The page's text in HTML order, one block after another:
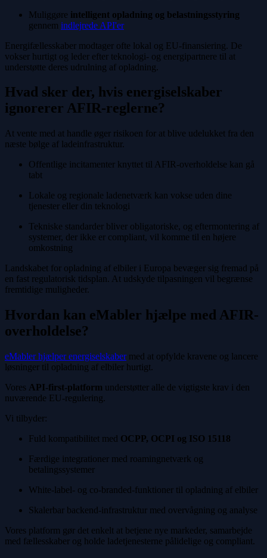
Muliggøre intelligent opladning og belastningsstyring
gennem indlejrede API'er
Energifællesskaber modtager ofte lokal og EU-finansiering. De
vokser hurtigt og leder efter teknologi- og energipartnere til at
understøtte deres udrulning af opladning.
Hvad sker der, hvis energiselskaber
ignorerer AFIR-reglerne?
At vente med at handle øger risikoen for at blive udelukket fra den
næste bølge af ladeinfrastruktur.
Offentlige incitamenter knyttet til AFIR-overholdelse kan gå
tabt
Lokale og regionale ladenetværk kan vokse uden dine
tjenester eller din teknologi
Tekniske standarder bliver obligatoriske, og eftermontering af
systemer, der ikke er compliant, vil komme til en højere
omkostning
Landskabet for opladning af elbiler i Europa bevæger sig fremad på
en fast regulatorisk tidsplan. At udskyde tilpasningen vil begrænse
fremtidige muligheder.
Hvordan kan eMabler hjælpe med AFIR-
overholdelse?
eMabler hjælper energiselskabermed at opfylde kravene og lancere
løsninger til opladning af elbiler hurtigt.
Vores API-first-platform understøtter alle de vigtigste krav i den
nuværende EU-regulering.
Vi tilbyder:
Fuld kompatibilitet med OCPP, OCPI og ISO 15118
Færdige integrationer med roamingnetværk og
betalingssystemer
White-label- og co-branded-funktioner til opladning af elbiler
Skalerbar backend-infrastruktur med overvågning og analyse
Vores platform gør det enkelt at betjene nye markeder, samarbejde
med fællesskaber og holde ladetjenesterne pålidelige og compliant.